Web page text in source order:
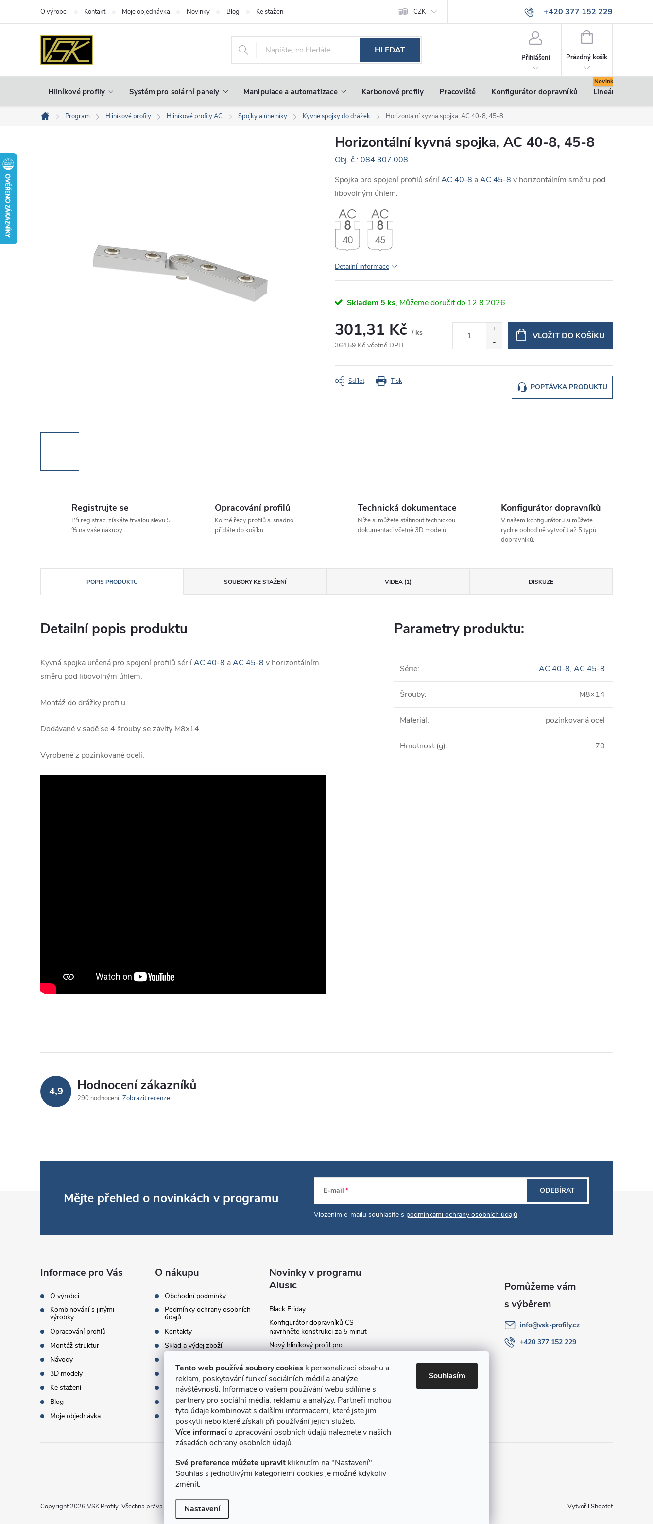
Tento web používá soubory cookies k personalizaci obsahu a
reklam, poskytování funkcí sociálních médií a analýze
návštěvnosti. Informace o vašem používání webu sdílíme s
partnery pro sociální média, reklamu a analýzy. Partneři mohou
tyto údaje kombinovat s dalšími informacemi, které jste jim
poskytli nebo které získali při používání jejich služeb.
Více informacío zpracování osobních údajů naleznete v našich
zásadách ochrany osobních údajů.
Své preference můžete upravit kliknutím na "Nastavení".
Souhlas s jednotlivými kategoriemi cookies je možné kdykoliv
změnit.
Nastavení
Souhlasím
+420 377 152 229
info@vsk-profily.cz
O výrobci Kontakt Moje objednávka Novinky Blog Ke stažení CZK
HLEDAT
Přihlášení
NÁKUPNÍ
Prázdný košík
Hliníkové profily Systém pro solární panely Manipulace a automatizace Karbonové profily Pracoviště Konfigurátor dopravníků Lineární pohony
Domů
Program Hliníkové profily Hliníkové profily AC Spojky a úhelníky Kyvné spojky do drážek Horizontální kyvná spojka, AC 40-8, 45-8
Horizontální kyvná spojka, AC 40-8, 45-8
Obj. č.: 084.307.008
Spojka pro spojení profilů sériíAC 40-8 aAC 45-8 v horizontálním směru pod
libovolným úhlem.
Detailní informace
Skladem 5 ks 12.8.2026
301,31 Kč / ks
364,59 Kč včetně DPH
cena:
VLOŽIT DO KOŠÍKU
Tisk
POPTÁVKA PRODUKTU
Sdílet
Registrujte se
Při registraci získáte trvalou slevu 5
% na vaše nákupy.
Opracování profilů
Kolmé řezy profilů si snadno
přidáte do košíku.
Technická dokumentace
Níže si můžete stáhnout technickou
dokumentaci včetně 3D modelů.
Konfigurátor dopravníků
V našem konfigurátoru si můžete
rychle pohodlně vytvořit až 5 typů
dopravníků.
POPIS PRODUKTU SOUBORY KE STAŽENÍ VIDEA (1) DISKUZE
Detailní popis produktu
Kyvná spojka určená pro spojení profilů sériíAC 40-8 aAC 45-8 v horizontálním
směru pod libovolným úhlem.
Montáž do drážky profilu.
Dodávané v sadě se 4 šrouby se závity M8x14.
Vyrobené z pozinkované oceli.
Parametry produktu:
Série: AC 40-8, AC 45-8
Šrouby: M8×14
Materiál: pozinkovaná ocel
Hmotnost (g): 70
4,9 Hodnocení zákazníků
290 hodnocení Zobrazit recenze
Mějte přehled o novinkách v programu E-mail
Vložením e-mailu souhlasíte s podmínkami ochrany osobních údajů
ODEBÍRAT
Informace pro Vás
O výrobci
Kombinování s jinými
výrobky
Opracování profilů
Montáž struktur
Návody
3D modely
Ke stažení
Blog
Moje objednávka
O nákupu
Obchodní podmínky
Podmínky ochrany osobních
údajů
Kontakty
Sklad a výdej zboží
Termíny dodání
Doprava a platba
Dárky k objednávce
Slovník pojmů
Novinky v programu
Alusic
Black Friday
Konfigurátor dopravníků CS -
navrhněte konstrukci za 5 minut
Nový hliníkový profil pro
fotovoltaické panely - kvalita za
Moje označení objednávky
Rozšíření produktové série
stojanů SP
Archiv
info@vsk-profily.cz
+420 377 152 229
Přijímáme online platby Způsoby dopravy
Vytvořil Shoptet
Copyright 2026 VSK Profily. Všechna práva vyhrazena.